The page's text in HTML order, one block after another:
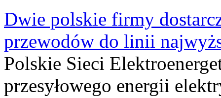
Dwie polskie firmy
przewodów do linii
Polskie Sieci
przesyłowego energii